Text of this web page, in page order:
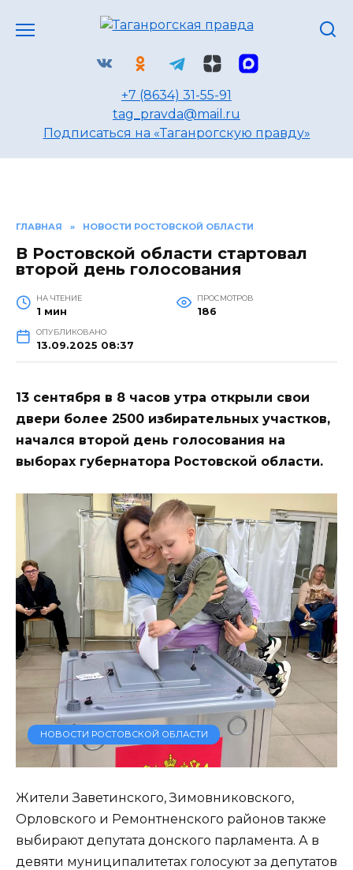
+7 (8634) 31-55-91
tag_pravda@mail.ru
Подписаться на «Таганрогскую правду»
ГЛАВНАЯ » НОВОСТИ РОСТОВСКОЙ ОБЛАСТИ
В Ростовской области стартовал
второй день голосования
НА ЧТЕНИЕ
1 мин
ПРОСМОТРОВ
186
ОПУБЛИКОВАНО
13.09.2025 08:37
13 сентября в 8 часов утра открыли свои
двери более 2500 избирательных участков,
начался второй день голосования на
выборах губернатора Ростовской области.
НОВОСТИ РОСТОВСКОЙ ОБЛАСТИ
Жители Заветинского, Зимовниковского,
Орловского и Ремонтненского районов также
выбирают депутата донского парламента. А в
девяти муниципалитетах голосуют за депутатов